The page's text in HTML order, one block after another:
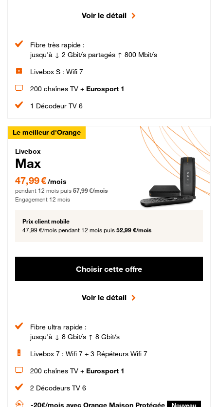
Voir le détail
Fibre très rapide :
jusqu'à ↓ 2 Gbit/s partagés ↑ 800 Mbit/s
Livebox S : Wifi 7
200 chaînes TV + Eurosport 1
1 Décodeur TV 6
Le meilleur d'Orange
Livebox Max Fibre
Livebox
Max
47,99 € par mois pendant 12 mois puis 57,99 € par mois, Engagement 12 mois
47,99 €/mois
pendant 12 mois puis 57,99 €/mois
Engagement 12 mois
Prix client mobile
47,99 €/mois pendant 12 mois puis 52,99 €/mois
Choisir cette offre
Voir le détail
Fibre ultra rapide :
jusqu'à ↓ 8 Gbit/s ↑ 8 Gbit/s
Livebox 7 : Wifi 7 + 3 Répéteurs Wifi 7
200 chaînes TV + Eurosport 1
2 Décodeurs TV 6
-20€/mois avec Orange Maison Protégée Nouveau